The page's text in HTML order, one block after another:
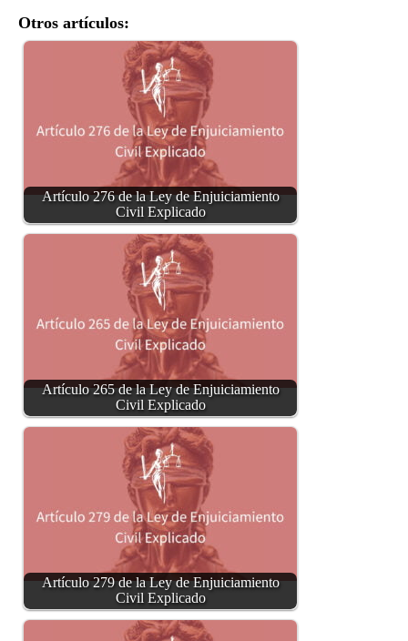
Otros artículos:
Artículo 276 de la Ley de Enjuiciamiento
Civil Explicado
Artículo 265 de la Ley de Enjuiciamiento
Civil Explicado
Artículo 279 de la Ley de Enjuiciamiento
Civil Explicado